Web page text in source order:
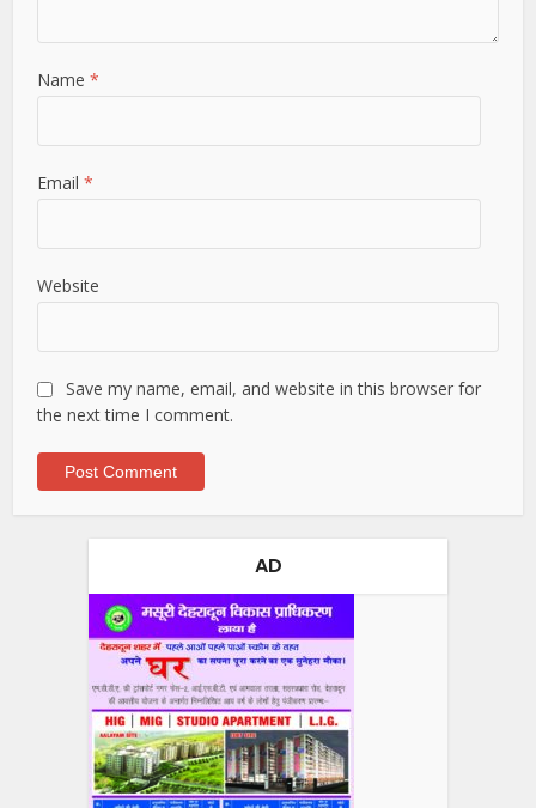
Name*
Email*
Website
Save my name, email, and website in this browser for
the next time I comment.
AD